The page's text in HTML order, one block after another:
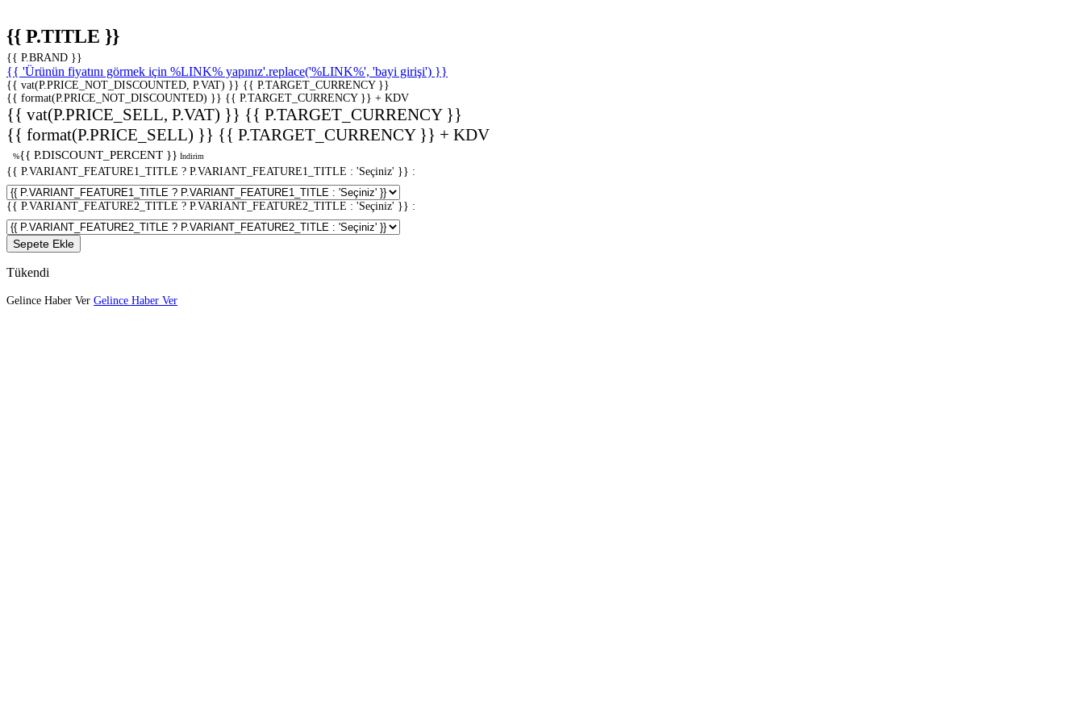
{{ P.TITLE }}
{{ P.BRAND }}
{{ 'Ürünün fiyatını görmek için %LINK% yapınız'.replace('%LINK%', 'bayi girişi') }}
{{ vat(P.PRICE_NOT_DISCOUNTED, P.VAT) }} {{ P.TARGET_CURRENCY }}
{{ format(P.PRICE_NOT_DISCOUNTED) }} {{ P.TARGET_CURRENCY }} + KDV
{{ vat(P.PRICE_SELL, P.VAT) }} {{ P.TARGET_CURRENCY }}
{{ format(P.PRICE_SELL) }} {{ P.TARGET_CURRENCY }} + KDV
%{{ P.DISCOUNT_PERCENT }} İndirim
{{ P.VARIANT_FEATURE1_TITLE ? P.VARIANT_FEATURE1_TITLE : 'Seçiniz' }} :
{{ P.VARIANT_FEATURE2_TITLE ? P.VARIANT_FEATURE2_TITLE : 'Seçiniz' }} :
Sepete Ekle
Tükendi
Gelince Haber Ver Gelince Haber Ver